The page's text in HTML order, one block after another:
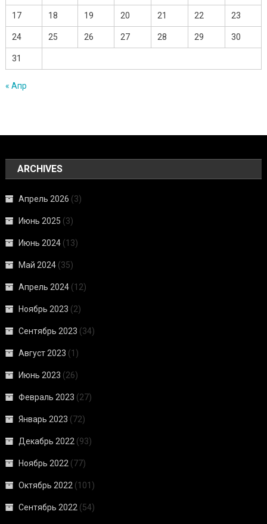
17 18 19 20 21 22 23
24 25 26 27 28 29 30
31
« Апр
ARCHIVES
Апрель 2026 (3)
Июнь 2025 (3)
Июнь 2024 (13)
Май 2024 (35)
Апрель 2024 (12)
Ноябрь 2023 (2)
Сентябрь 2023 (34)
Август 2023 (1)
Июнь 2023 (26)
Февраль 2023 (27)
Январь 2023 (72)
Декабрь 2022 (93)
Ноябрь 2022 (77)
Октябрь 2022 (101)
Сентябрь 2022 (54)